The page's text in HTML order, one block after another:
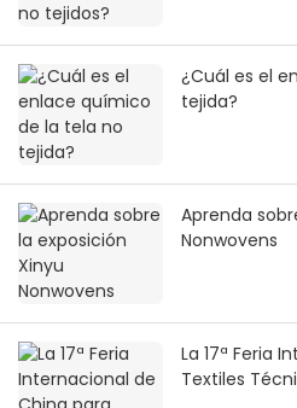
¿Cuál es el
tejida?
Aprenda
Nonwovens
La 17ª Feria
Textiles